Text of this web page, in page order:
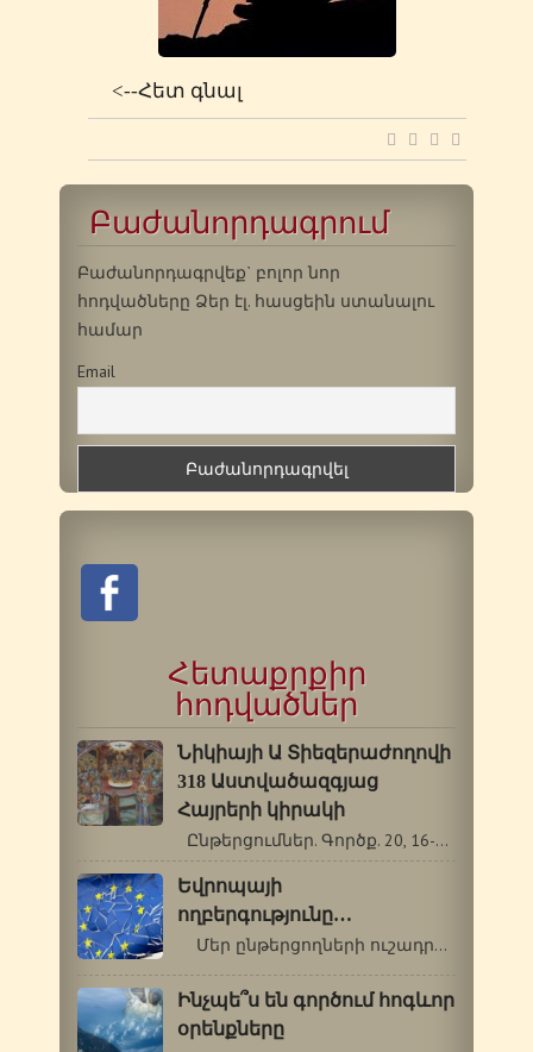
<--Հետ գնալ
Բաժանորդագրում
Բաժանորդագրվեք` բոլոր նոր
հոդվածները Ձեր էլ. հասցեին ստանալու
համար
Email
Հետաքրքիր
հոդվածներ
Նիկիայի Ա Տիեզերաժողովի
318 Աստվածազգյաց
Հայրերի կիրակի
Ընթերցումներ. Գործք. 20, 16-18, 28-36.…
Եվրոպայի
ողբերգությունը…
Մեր ընթերցողների ուշադրությանն…
Ինչպե՞ս են գործում հոգևոր
օրենքները